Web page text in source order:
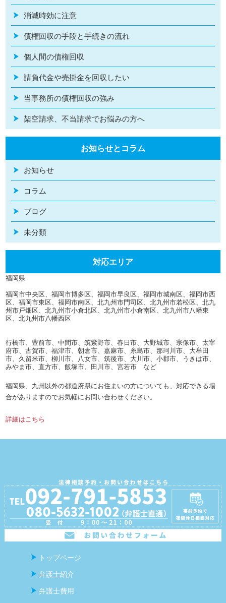
消滅時効に注意
債権回収の手段と手続きの流れ
個人間の債権回収
請負代金や売掛金を回収したい
当事務所の債権回収の強み
架空請求、不当請求でお悩みの方へ
お知らせとコラム
お知らせ
コラム
ブログ
未分類
対応エリア
福岡県
福岡市中央区、福岡市博多区、福岡市早良区、福岡市城南区、福岡市西
区、福岡市東区、福岡市南区、北九州市門司区、北九州市若松区、北九
州市戸畑区、北九州市小倉北区、北九州市小倉南区、北九州市八幡東
区、北九州市八幡西区
行橋市、豊前市、中間市、筑紫野市、春日市、大野城市、宗像市、太宰
府市、古賀市、福津市、朝倉市、嘉麻市、糸島市、那珂川市、大牟田
市、久留米市、柳川市、八女市、筑後市、大川市、小郡市、うきは市、
みやま市、直方市、飯塚市、田川市、宮若市 など
福岡県、九州以外の都道府県にお住まいの方についても、対応できる場
合がありますのでお気軽にお問い合わせください。
詳細はこちら
トップページ
弁護士紹介
弁護士費用